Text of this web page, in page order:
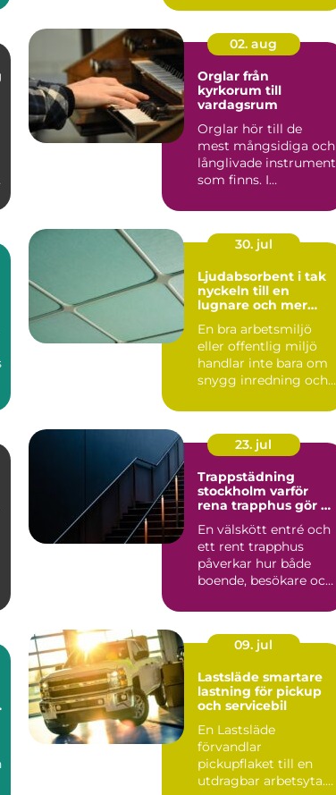
02. aug
Orglar från
kyrkorum till
vardagsrum
Orglar hör till de
mest mångsidiga och
långlivade instrument
som finns. I
burit m...
30. jul
Ljudabsorbent i tak
nyckeln till en
lugnare och mer
En bra arbetsmiljö
eller offentlig miljö
handlar inte bara om
snygg inredning och
23. jul
Trappstädning
stockholm varför
rena trapphus gör så
En välskött entré och
ett rent trapphus
påverkar hur både
boende, besökare och
...
09. jul
Lastsläde smartare
lastning för pickup
och servicebil
En Lastsläde
förvandlar
pickupflaket till en
utdragbar arbetsyta. I